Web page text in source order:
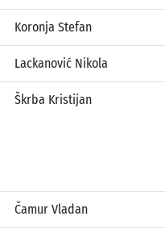
Koronja Stefan
Lackanović Nikola
Škrba Kristijan
Čamur Vladan